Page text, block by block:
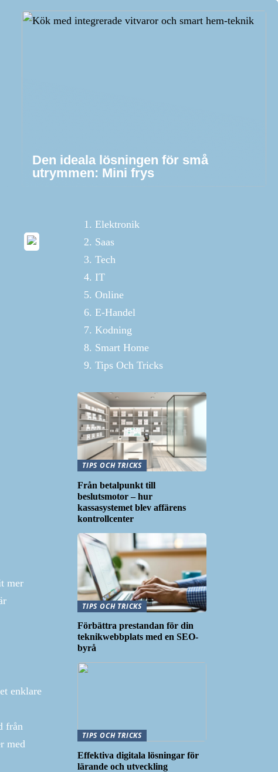
Den ideala lösningen för små
utrymmen: Mini frys
mer
enklare
från
med
Elektronik
Saas
Tech
IT
Online
E-Handel
Kodning
Smart Home
Tips Och Tricks
TIPS OCH TRICKS
Från betalpunkt till
beslutsmotor – hur
kassasystemet blev affärens
kontrollcenter
TIPS OCH TRICKS
Förbättra prestandan för din
teknikwebbplats med en SEO-
byrå
TIPS OCH TRICKS
Effektiva digitala lösningar för
lärande och utveckling